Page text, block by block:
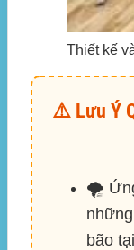
Thiết kế
⚠️ Lưu Ý
🌪️
bão